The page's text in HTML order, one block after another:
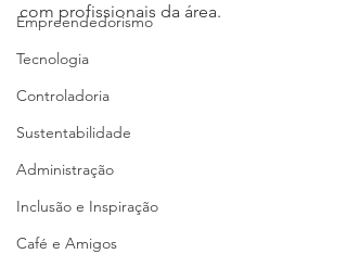
Empreendedorismo
Tecnologia
Controladoria
Sustentabilidade
Administração
Inclusão e Inspiração
Café e Amigos
com profissionais da área.